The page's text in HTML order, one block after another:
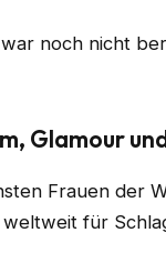
noch nicht
Glamour
Frauen der
für